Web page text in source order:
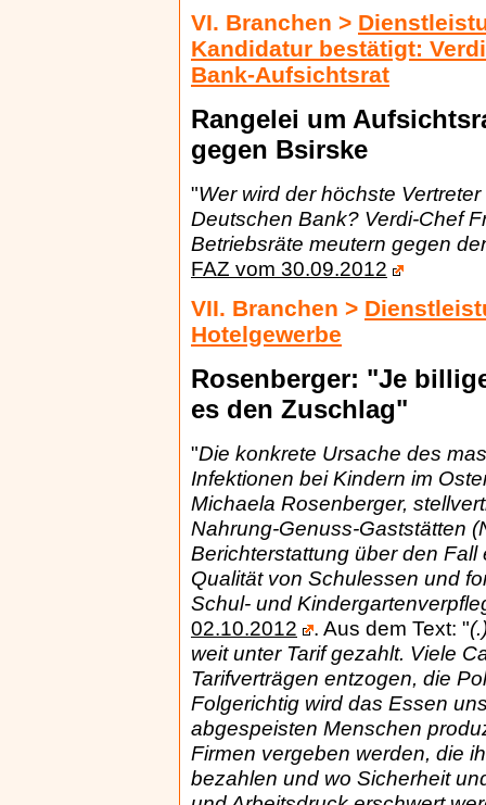
VI. Branchen >
Kandidatur bestätigt:
Bank-Aufsichtsrat
Rangelei um
gegen Bsirske
"Wer wird der höchste
Deutschen Bank? Verdi-Chef
Betriebsräte meutern gegen
FAZ vom 30.09.2012
VII. Branchen >
Hotelgewerbe
Rosenberger: "Je
es den Zuschlag"
"Die konkrete Ursache des
Infektionen bei Kindern im
Michaela Rosenberger,
Nahrung-Genuss-Gaststätten
Berichterstattung über den
Qualität von Schulessen und
Schul- und
02.10.2012
. Aus dem Text: "
weit unter Tarif gezahlt. Viele
Tarifverträgen entzogen, die
Folgerichtig wird das Essen
abgespeisten Menschen
Firmen vergeben werden, die
bezahlen und wo Sicherheit